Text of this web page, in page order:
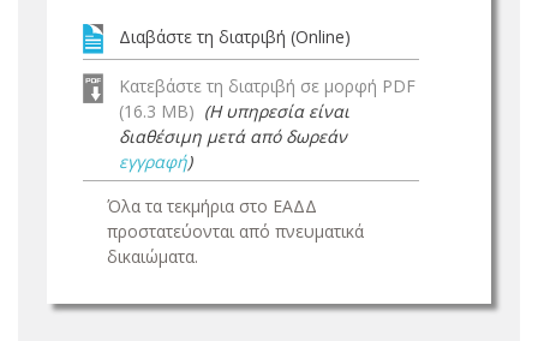
Διαβάστε τη διατριβή (Online)
Κατεβάστε τη διατριβή σε μορφή PDF
(16.3 MB) (Η υπηρεσία είναι
διαθέσιμη μετά από δωρεάν
εγγραφή)
Όλα τα τεκμήρια στο ΕΑΔΔ
προστατεύονται από πνευματικά
δικαιώματα.